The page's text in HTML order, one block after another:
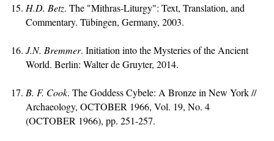
H.D. Betz. The "Mithras-Liturgy": Text, Translation, and
Commentary. Tübingen, Germany, 2003.
J.N. Bremmer. Initiation into the Mysteries of the Ancient
World. Berlin: Walter de Gruyter, 2014.
B. F. Cook. The Goddess Cybele: A Bronze in New York //
Archaeology, OCTOBER 1966, Vol. 19, No. 4
(OCTOBER 1966), pp. 251-257.